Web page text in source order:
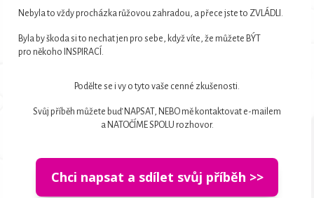
Nebyla to vždy procházka růžovou zahradou, a přece jste to ZVLÁDLI.
Byla by škoda si to nechat jen pro sebe, když víte, že můžete BÝT
pro někoho INSPIRACÍ.
Podělte se i vy o tyto vaše cenné zkušenosti.
Svůj příběh můžete buď NAPSAT, NEBO mě kontaktovat e-mailem
a NATOČÍME SPOLU rozhovor.
Chci napsat a sdílet svůj příběh >>